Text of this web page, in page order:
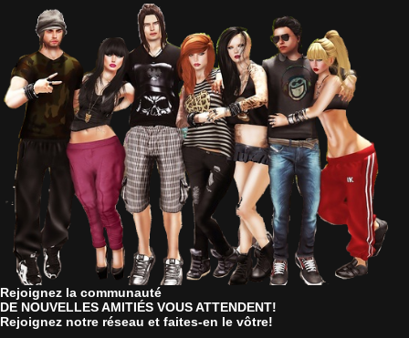
Rejoignez la communauté
DE NOUVELLES AMITIÉS VOUS ATTENDENT!
Rejoignez notre réseau et faites-en le vôtre!